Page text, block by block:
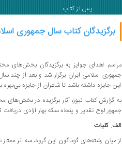
پس از کتاب
برگزیدگان کتاب سال جمهوری
مراسم اهدای جوایز به برگزیدگان بخش‌های
جمهوری اسلامی ایران برگزار شد و بعد از چند
این جایزه داشته باشد تا شاعران از جایزه بی‌بهره
به گزارش کتاب نیوز، آثار برگزیده در
جمهور لوح تقدیر و پنجاه سکه بهار آزادی دریافت
الف. کلیات
از میان رشته‌های گوناگون این گروه، سه اثر